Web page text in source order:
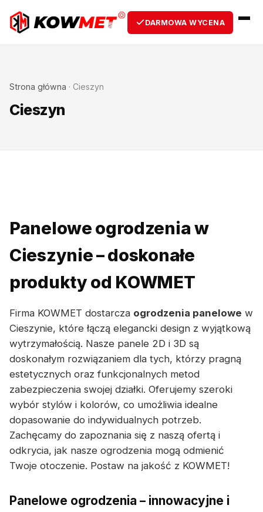
DARMOWA WYCENA
Strona główna · Cieszyn
Cieszyn
Panelowe ogrodzenia w
Cieszynie – doskonałe
produkty od KOWMET
Firma KOWMET dostarcza ogrodzenia panelowe w
Cieszynie, które łączą elegancki design z wyjątkową
wytrzymałością. Nasze panele 2D i 3D są
doskonałym rozwiązaniem dla tych, którzy pragną
estetycznych oraz funkcjonalnych metod
zabezpieczenia swojej działki. Oferujemy szeroki
wybór stylów i kolorów, co umożliwia idealne
dopasowanie do indywidualnych potrzeb.
Zachęcamy do zapoznania się z naszą ofertą i
odkrycia, jak nasze ogrodzenia mogą odmienić
Twoje otoczenie. Postaw na jakość z KOWMET!
Panelowe ogrodzenia – innowacyjne i